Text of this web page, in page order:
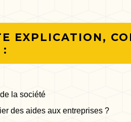
EXPLICATION,
:
la société
des aides aux entreprises ?